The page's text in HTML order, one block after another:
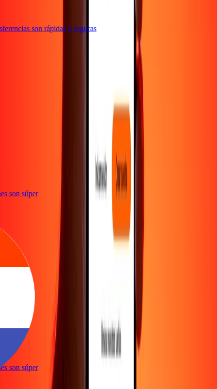
son rápidas y seguras
son súper
son súper